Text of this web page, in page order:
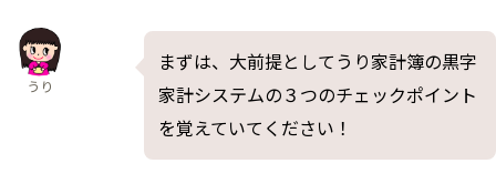
まずは、大前提としてうり家計簿の黒字
家計システムの３つのチェックポイント
を覚えていてください！
うり